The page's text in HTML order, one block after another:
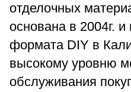
отделочных
основана в 2004г.
формата DIY в
высокому уровню
обслуживания